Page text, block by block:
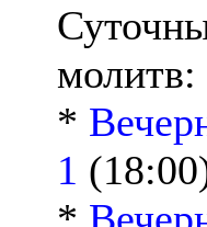
молитв:
*
1